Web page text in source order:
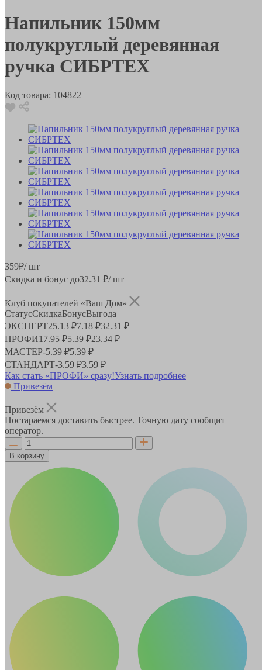
Напильник 150мм
полукруглый деревянная
ручка СИБРТЕХ
Код товара: 104822
359₽/ шт
Скидка и бонус до32.31 ₽/ шт
Клуб покупателей «Ваш Дом»
СтатусСкидкаБонусВыгода
ЭКСПЕРТ25.13 ₽7.18 ₽32.31 ₽
ПРОФИ17.95 ₽5.39 ₽23.34 ₽
МАСТЕР-5.39 ₽5.39 ₽
СТАНДАРТ-3.59 ₽3.59 ₽
Как стать «ПРОФИ» сразу!Узнать подробнее
Привезём
Привезём
Постараемся доставить быстрее. Точную дату сообщит
оператор.
В корзину